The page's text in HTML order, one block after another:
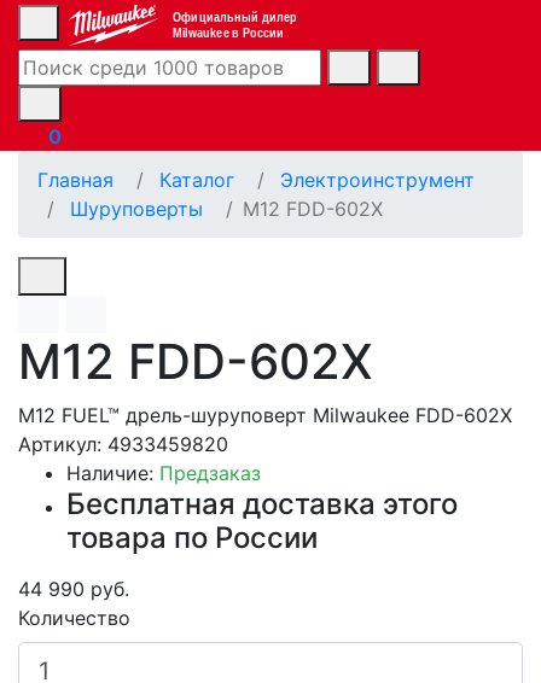
Официальный дилер
Milwaukee в России
0
Главная
Каталог
Электроинструмент
Шуруповерты
M12 FDD-602X
M12 FDD-602X
M12 FUEL™ дрель-шуруповерт Milwaukee FDD-602X
Артикул: 4933459820
Наличие: Предзаказ
Бесплатная доставка этого
товара по России
44 990 руб.
Количество